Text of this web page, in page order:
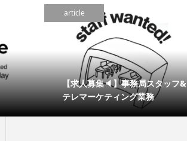
article
【求人募集🔈】事務局スタッフ&
テレマーケティング業務